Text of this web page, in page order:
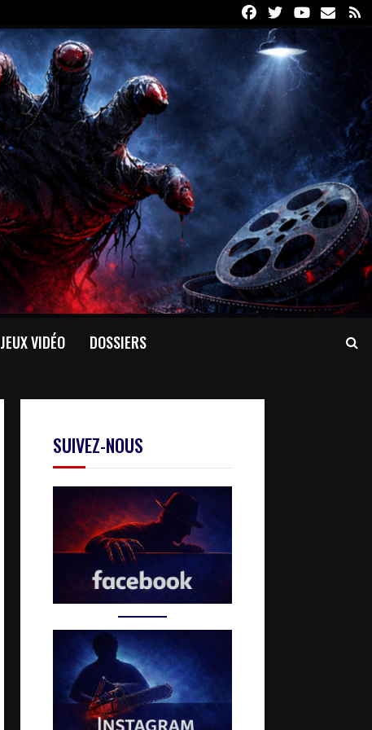
FacebookTwitterYoutube
Email
JEUX VIDÉO DOSSIERS
SUIVEZ-NOUS